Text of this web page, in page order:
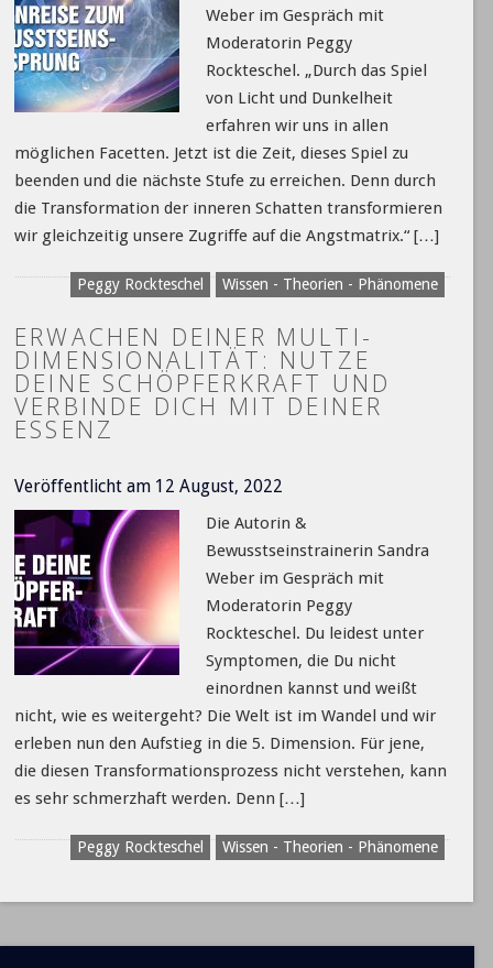
Weber im Gespräch mit
Moderatorin Peggy
Rockteschel. „Durch das Spiel
von Licht und Dunkelheit
erfahren wir uns in allen
möglichen Facetten. Jetzt ist die Zeit, dieses Spiel zu
beenden und die nächste Stufe zu erreichen. Denn durch
die Transformation der inneren Schatten transformieren
wir gleichzeitig unsere Zugriffe auf die Angstmatrix.“ […]
Peggy Rockteschel Wissen - Theorien - Phänomene
ERWACHEN DEINER MULTI-
DIMENSIONALITÄT: NUTZE
DEINE SCHÖPFERKRAFT UND
VERBINDE DICH MIT DEINER
ESSENZ
Veröffentlicht am 12 August, 2022
Die Autorin &
Bewusstseinstrainerin Sandra
Weber im Gespräch mit
Moderatorin Peggy
Rockteschel. Du leidest unter
Symptomen, die Du nicht
einordnen kannst und weißt
nicht, wie es weitergeht? Die Welt ist im Wandel und wir
erleben nun den Aufstieg in die 5. Dimension. Für jene,
die diesen Transformationsprozess nicht verstehen, kann
es sehr schmerzhaft werden. Denn […]
Peggy Rockteschel Wissen - Theorien - Phänomene